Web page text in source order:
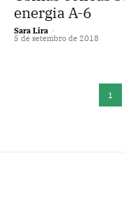
energia A-6
Sara Lira -
5 de setembro de 2018
1